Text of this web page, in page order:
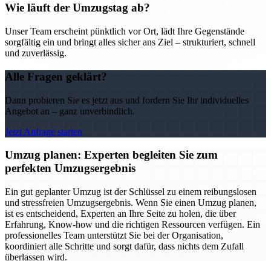
Wie läuft der Umzugstag ab?
Unser Team erscheint pünktlich vor Ort, lädt Ihre Gegenstände
sorgfältig ein und bringt alles sicher ans Ziel – strukturiert, schnell
und zuverlässig.
Alle Fragen geklärt?
Dann probieren Sie es jetzt aus und fordern Sie Ihr individuelles
Angebot an – ganz unverbindlich.
Jetzt Anfrage starten
Umzug planen: Experten begleiten Sie zum
perfekten Umzugsergebnis
Ein gut geplanter Umzug ist der Schlüssel zu einem reibungslosen
und stressfreien Umzugsergebnis. Wenn Sie einen Umzug planen,
ist es entscheidend, Experten an Ihre Seite zu holen, die über
Erfahrung, Know-how und die richtigen Ressourcen verfügen. Ein
professionelles Team unterstützt Sie bei der Organisation,
koordiniert alle Schritte und sorgt dafür, dass nichts dem Zufall
überlassen wird.